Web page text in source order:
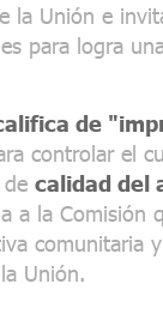
la Unión e
para logra
de
controlar el
calidad del
a la Comisión
comunitaria
Unión.